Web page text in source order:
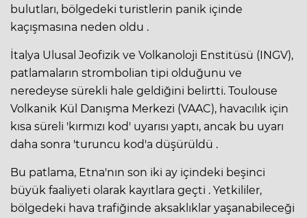
bulutları, bölgedeki turistlerin panik içinde
kaçışmasına neden oldu .
İtalya Ulusal Jeofizik ve Volkanoloji Enstitüsü (INGV),
patlamaların strombolian tipi olduğunu ve
neredeyse sürekli hale geldiğini belirtti. Toulouse
Volkanik Kül Danışma Merkezi (VAAC), havacılık için
kısa süreli 'kırmızı kod' uyarısı yaptı, ancak bu uyarı
daha sonra 'turuncu kod'a düşürüldü .
Bu patlama, Etna'nın son iki ay içindeki beşinci
büyük faaliyeti olarak kayıtlara geçti . Yetkililer,
bölgedeki hava trafiğinde aksaklıklar yaşanabileceği